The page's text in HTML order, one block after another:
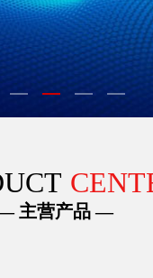
主营产品 —